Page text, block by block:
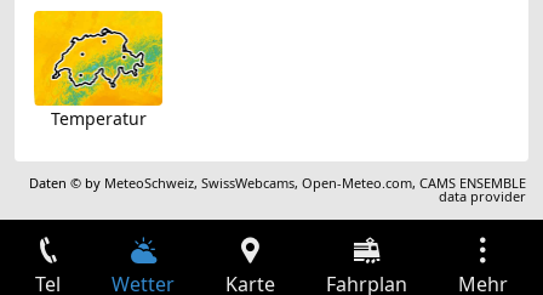
Temperatur
Daten © by MeteoSchweiz,SwissWebcams,Open-Meteo.com,CAMS ENSEMBLE
data provider
Tel Wetter Karte Fahrplan Mehr